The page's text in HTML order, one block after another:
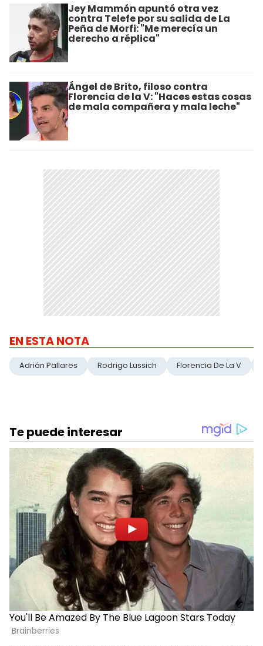
Jey Mammón apuntó otra vez
contra Telefe por su salida de La
Peña de Morfi: "Me merecía un
derecho a réplica"
Ángel de Brito, filoso contra
Florencia de la V: "Haces estas cosas
de mala compañera y mala leche"
EN ESTA NOTA
Adrián Pallares Rodrigo Lussich Florencia De La V